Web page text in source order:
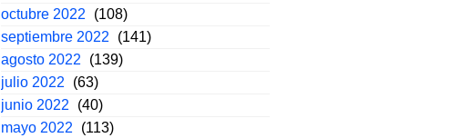
octubre 2022
(108)
septiembre 2022
(141)
agosto 2022
(139)
julio 2022
(63)
junio 2022
(40)
mayo 2022
(113)